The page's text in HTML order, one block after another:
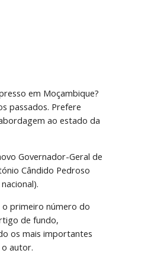
em Moçambique?
passados. Prefere
ao estado da
Governador-Geral de
Cândido Pedroso
o primeiro número do
de fundo,
os mais importantes
o autor.